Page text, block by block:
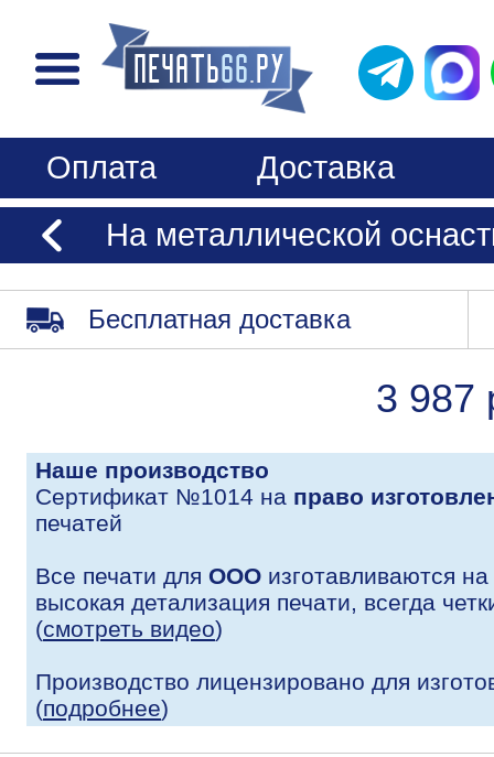
Оплата
Доставка
На металлической
Бесплатная доставка
3 987
Наше производство
Сертификат №1014 на право
печатей
Все печати для ООО изготавливаются
высокая детализация печати, всегда
(смотреть видео)
Производство лицензировано для
(подробнее)